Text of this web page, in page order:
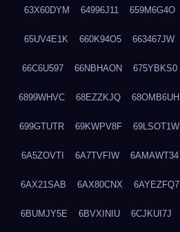
63X60DYM 64996J11 659M6G4O
65UV4E1K 660K94O5 663467JW
66C6U597 66NBHAON 675YBKS0
6899WHVC 68EZZKJQ 68OMB6UH
699GTUTR 69KWPV8F 69LSOT1W
6A5ZOVTI 6A7TVFIW 6AMAWT34
6AX21SAB 6AX80CNX 6AYEZFQ7
6BUMJY5E 6BVXINIU 6CJKUI7J